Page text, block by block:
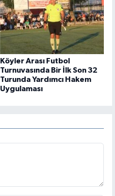
Köyler Arası Futbol
Turnuvasında Bir İlk Son 32
Turunda Yardımcı Hakem
Uygulaması